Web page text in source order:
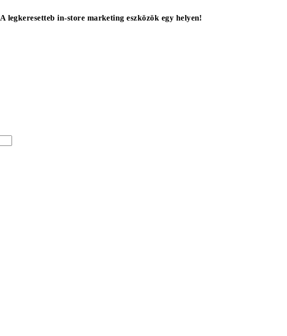
A legkeresetteb in-store marketing eszközök egy helyen!